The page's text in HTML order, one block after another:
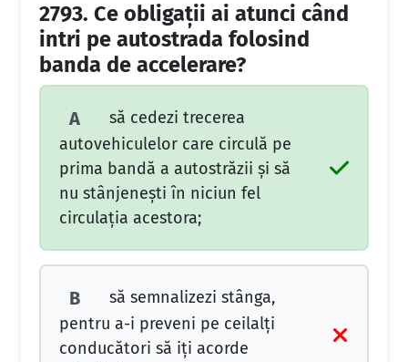
2793. Ce obligaţii ai atunci când
intri pe autostrada folosind
banda de accelerare?
A
să cedezi trecerea
autovehiculelor care circulă pe
prima bandă a autostrăzii şi să
nu stânjeneşti în niciun fel
circulaţia acestora;
B
să semnalizezi stânga,
pentru a-i preveni pe ceilalţi
conducători să iţi acorde